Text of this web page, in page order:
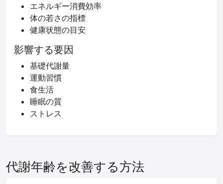
エネルギー消費効率
体の若さの指標
健康状態の目安
影響する要因
基礎代謝量
運動習慣
食生活
睡眠の質
ストレス
代謝年齢を改善する方法